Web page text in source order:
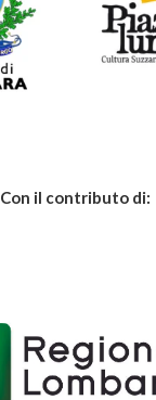
Con il contributo di: